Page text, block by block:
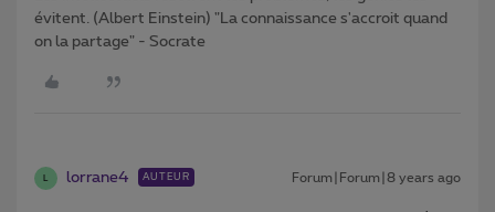
évitent. (Albert Einstein) "La connaissance s'accroit quand
on la partage" - Socrate
lorrane4 AUTEUR Forum|Forum|8 years ago